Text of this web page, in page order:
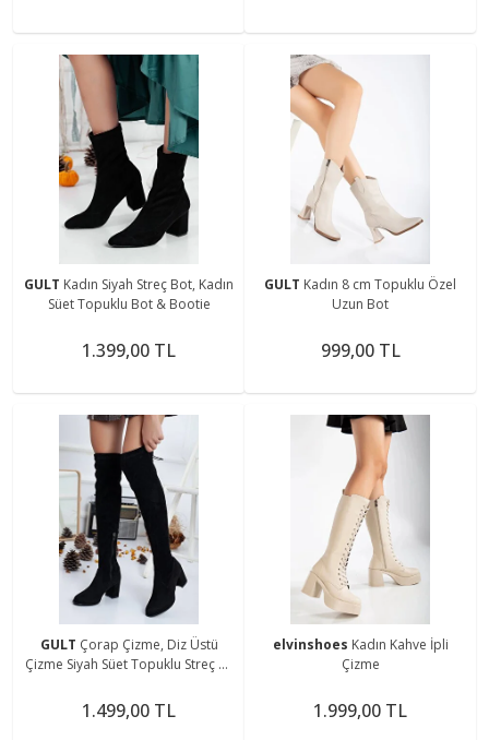
GULT Kadın Siyah Streç Bot, Kadın
Süet Topuklu Bot & Bootie
1.399,00 TL
GULT Kadın 8 cm Topuklu Özel
Uzun Bot
999,00 TL
GULT Çorap Çizme, Diz Üstü
Çizme Siyah Süet Topuklu Streç Ve
1.499,00 TL
elvinshoes Kadın Kahve İpli
Çizme
1.999,00 TL